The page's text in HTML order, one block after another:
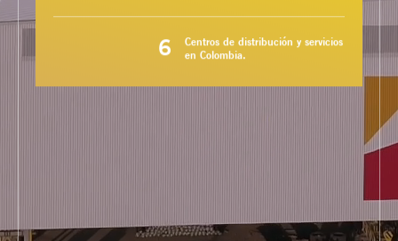
6
Centros de distribución y servicios
en Colombia.